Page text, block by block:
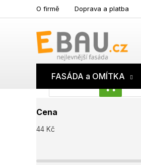
na
O firmě Doprava a platba
FASÁDA a OMÍTKA
o
s
a
Cena
44 Kč